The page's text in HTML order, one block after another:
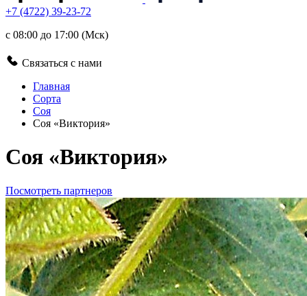
+7 (4722) 39-23-72
с 08:00 до 17:00 (Мск)
Связаться с нами
Главная
Сорта
Соя
Соя «Виктория»
Соя «Виктория»
Посмотреть партнеров